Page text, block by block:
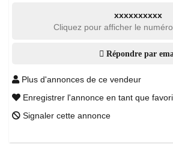
xxxxxxxxxx
Cliquez pour afficher le
Répondre par
Plus d'annonces de ce vendeur
Enregistrer l'annonce en tant que favori
Signaler cette annonce